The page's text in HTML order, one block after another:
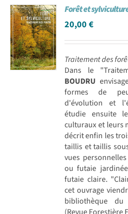
Forêt et
20,00€
Traitement des
Dans le
BOUDRU
formes de
d'évolution et
étudie ensuite
culturaux et leurs
décrit enfin les
taillis et taillis
vues
ou futaie
futaie claire.
cet ouvrage
bibliothèque du